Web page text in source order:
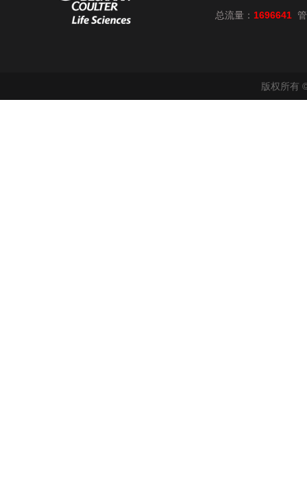
总流量： 1696641
版权所有